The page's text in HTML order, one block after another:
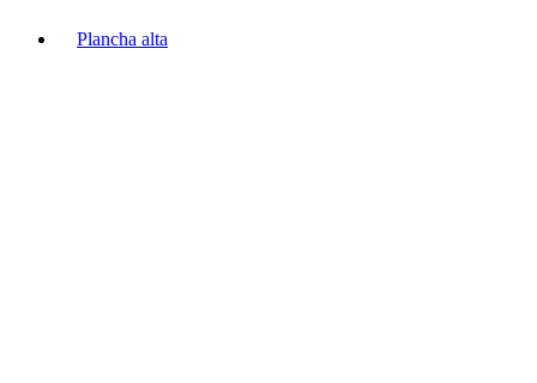
Plancha alta